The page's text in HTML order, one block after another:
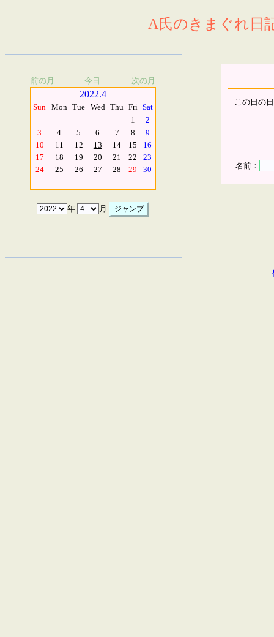
A氏のきまぐれ日
前の月 今日 次の月
2022.4
Sun Mon Tue Wed Thu Fri Sat
1
2
3
4 5 6 7 8
9
10
11 12 13 14 15
16
17
18 19 20 21 22
23
24
25 26 27 28 29 30
年 月
この日の
名前：